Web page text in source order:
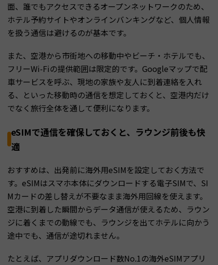
面、誰でもアクセスできるオープンネットワークのため、
ホテル予約サイトやオンラインバンキングなど、個人情報
を扱う通信は避けるのが基本です。
また、空港から市街地への移動中やビーチ・ホテルでも、
フリーWi-Fiの提供範囲は限定的です。Googleマップで配
車サービスを呼ぶ、現地の家族や友人に到着連絡を入れ
る、といった移動時の通信を想定しておくと、空港内だけ
でなく旅行全体を通して便利になります。
eSIMで通信を確保しておくと、ラウンジ前後も快
適
おすすめは、出発前に海外用eSIMを設定しておく方法で
す。eSIMはスマホ本体にダウンロードする電子SIMで、SI
Mカードの差し替えが不要なまま海外用回線を使えます。
空港に到着した瞬間からデータ通信が使えるため、ラウン
ジに着くまでの動線でも、ラウンジを出てホテルに向かう
途中でも、通信が途切れません。
たとえば、アプリダウンロード数No.1の海外eSIMアプリ